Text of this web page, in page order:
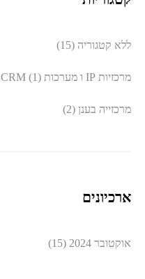
ללא קטגוריה (15)
מרכזיות IP ו מערכות CRM (1)
מרכזייה בענן (2)
ארכיונים
אוקטובר 2024 (15)